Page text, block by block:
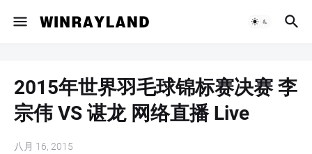
2015年世界羽毛球锦标赛决赛 李
宗伟 VS 谌龙 网络直播 Live
八月 16, 2015